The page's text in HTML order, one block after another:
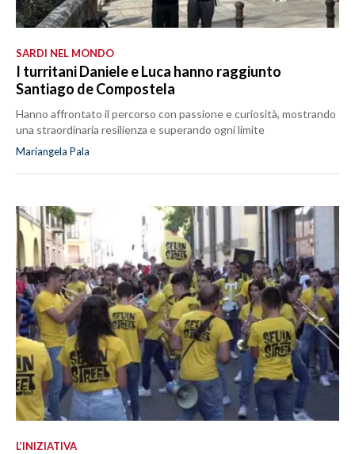
SARDI NEL MONDO
I turritani Daniele e Luca hanno raggiunto
Santiago de Compostela
Hanno affrontato il percorso con passione e curiosità, mostrando
una straordinaria resilienza e superando ogni limite
Mariangela Pala
L’INIZIATIVA